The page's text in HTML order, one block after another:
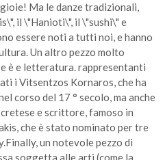
Ma le danze tradizionali,
il \"Hanioti\", il \"sushi\" e
essere noti a tutti noi, e hanno
Un altro pezzo molto
è e letteratura. rappresentanti
i Vitsentzos Kornaros, che ha
corso del 17 ° secolo, ma anche
e scrittore, famoso in
che è stato nominato per tre
un notevole pezzo di
soggetta alle arti (come la